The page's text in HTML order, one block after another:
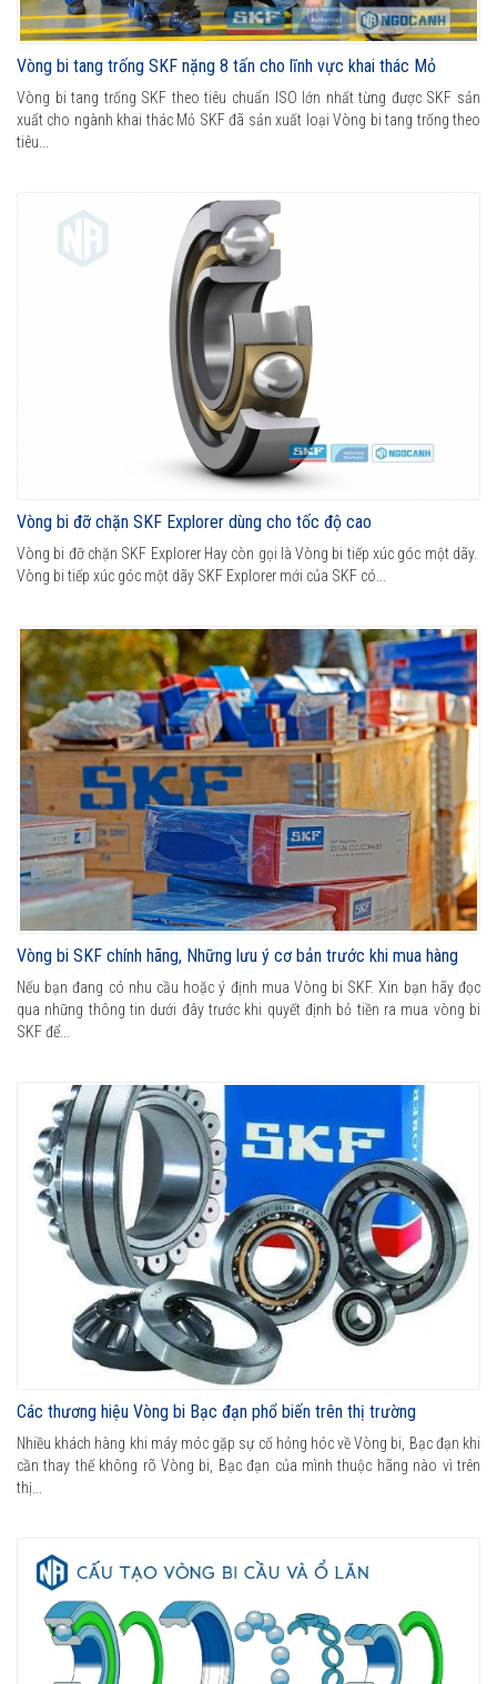
Vòng bi tang trống SKF nặng 8 tấn cho lĩnh vực khai thác Mỏ
Vòng bi tang trống SKF theo tiêu chuẩn ISO lớn nhất từng được SKF sản
xuất cho ngành khai thác Mỏ SKF đã sản xuất loại Vòng bi tang trống theo
tiêu...
Vòng bi đỡ chặn SKF Explorer dùng cho tốc độ cao
Vòng bi đỡ chặn SKF Explorer Hay còn gọi là Vòng bi tiếp xúc góc một dãy.
Vòng bi tiếp xúc góc một dãy SKF Explorer mới của SKF có...
Vòng bi SKF chính hãng, Những lưu ý cơ bản trước khi mua hàng
Nếu bạn đang có nhu cầu hoặc ý định mua Vòng bi SKF. Xin bạn hãy đọc
qua những thông tin dưới đây trước khi quyết định bỏ tiền ra mua vòng bi
SKF để...
Các thương hiệu Vòng bi Bạc đạn phổ biến trên thị trường
Nhiều khách hàng khi máy móc gặp sự cố hỏng hóc về Vòng bi, Bạc đạn khi
cần thay thế không rõ Vòng bi, Bạc đạn của mình thuộc hãng nào vì trên
thị...